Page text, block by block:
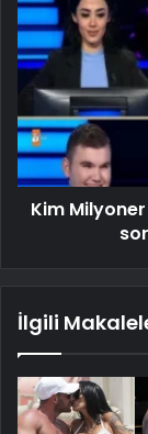
Kim
İlgili